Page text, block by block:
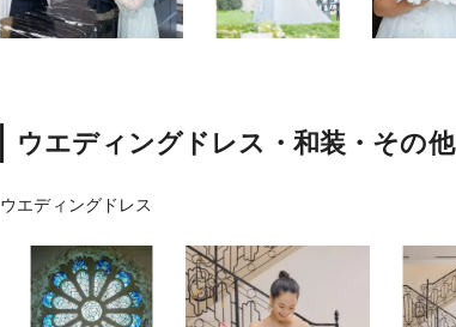
ウエディングドレス・和装・その他
ウエディングドレス